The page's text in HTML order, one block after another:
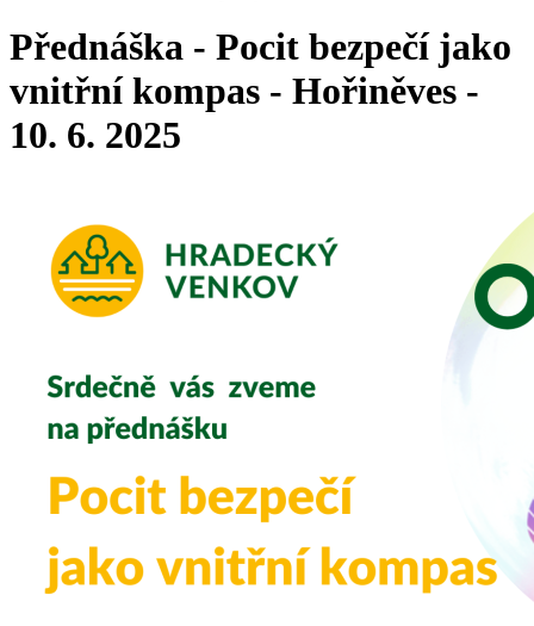
Přednáška - Pocit bezpečí jako
vnitřní kompas - Hořiněves -
10. 6. 2025